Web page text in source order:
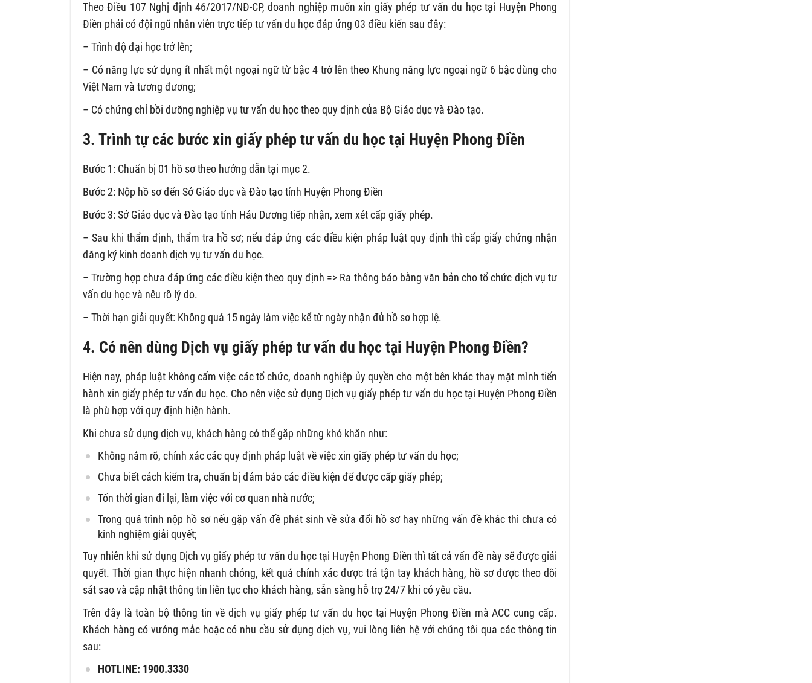
Theo Điều 107 Nghị định 46/2017/NĐ-CP, doanh nghiệp muốn xin giấy phép tư vấn du học tại Huyện Phong
Điền phải có đội ngũ nhân viên trực tiếp tư vấn du học đáp ứng 03 điều kiến sau đây:
– Trình độ đại học trở lên;
– Có năng lực sử dụng ít nhất một ngoại ngữ từ bậc 4 trở lên theo Khung năng lực ngoại ngữ 6 bậc dùng cho
Việt Nam và tương đương;
– Có chứng chỉ bồi dưỡng nghiệp vụ tư vấn du học theo quy định của Bộ Giáo dục và Đào tạo.
3. Trình tự các bước xin giấy phép tư vấn du học tại Huyện Phong Điền
Bước 1: Chuẩn bị 01 hồ sơ theo hướng dẫn tại mục 2.
Bước 2: Nộp hồ sơ đến Sở Giáo dục và Đào tạo tỉnh Huyện Phong Điền
Bước 3: Sở Giáo dục và Đào tạo tỉnh Hảu Dương tiếp nhận, xem xét cấp giấy phép.
– Sau khi thẩm định, thẩm tra hồ sơ; nếu đáp ứng các điều kiện pháp luật quy định thì cấp giấy chứng nhận
đăng ký kinh doanh dịch vụ tư vấn du học.
– Trường hợp chưa đáp ứng các điều kiện theo quy định => Ra thông báo bằng văn bản cho tổ chức dịch vụ tư
vấn du học và nêu rõ lý do.
– Thời hạn giải quyết: Không quá 15 ngày làm việc kể từ ngày nhận đủ hồ sơ hợp lệ.
4. Có nên dùng Dịch vụ giấy phép tư vấn du học tại Huyện Phong Điền?
Hiện nay, pháp luật không cấm việc các tổ chức, doanh nghiệp ủy quyền cho một bên khác thay mặt mình tiến
hành xin giấy phép tư vấn du học. Cho nên việc sử dụng Dịch vụ giấy phép tư vấn du học tại Huyện Phong Điền
là phù hợp với quy định hiện hành.
Khi chưa sử dụng dịch vụ, khách hàng có thể gặp những khó khăn như:
Không nắm rõ, chính xác các quy định pháp luật về việc xin giấy phép tư vấn du học;
Chưa biết cách kiểm tra, chuẩn bị đảm bảo các điều kiện để được cấp giấy phép;
Tốn thời gian đi lại, làm việc với cơ quan nhà nước;
Trong quá trình nộp hồ sơ nếu gặp vấn đề phát sinh về sửa đổi hồ sơ hay những vấn đề khác thì chưa có
kinh nghiệm giải quyết;
Tuy nhiên khi sử dụng Dịch vụ giấy phép tư vấn du học tại Huyện Phong Điền thì tất cả vấn đề này sẽ được giải
quyết. Thời gian thực hiện nhanh chóng, kết quả chính xác được trả tận tay khách hàng, hồ sơ được theo dõi
sát sao và cập nhật thông tin liên tục cho khách hàng, sẵn sàng hỗ trợ 24/7 khi có yêu cầu.
Trên đây là toàn bộ thông tin về dịch vụ giấy phép tư vấn du học tại Huyện Phong Điền mà ACC cung cấp.
Khách hàng có vướng mắc hoặc có nhu cầu sử dụng dịch vụ, vui lòng liên hệ với chúng tôi qua các thông tin
sau:
HOTLINE: 1900.3330